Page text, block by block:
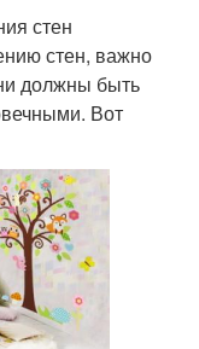
стен
стен, важно
должны быть
Вот